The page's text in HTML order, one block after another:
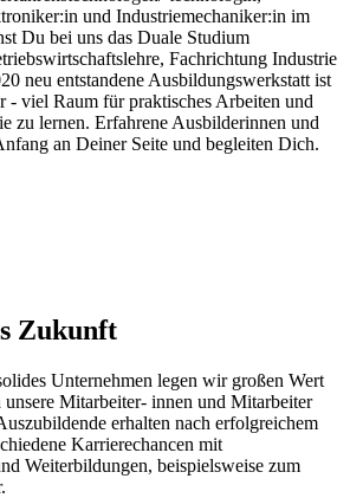
und Industriemechaniker:in im
Du bei uns das Duale Studium
Fachrichtung Industrie
neu entstandene Ausbildungswerkstatt ist
- viel Raum für praktisches Arbeiten und
zu lernen. Erfahrene Ausbilderinnen und
an Deiner Seite und begleiten Dich.
Zukunft
Unternehmen legen wir großen Wert
Mitarbeiter- innen und Mitarbeiter
erhalten nach erfolgreichem
Karrierechancen mit
Weiterbildungen, beispielsweise zum